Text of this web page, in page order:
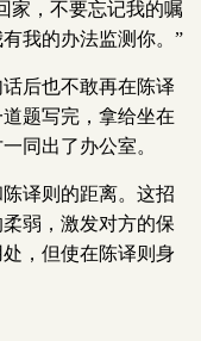
家，不要忘记我的嘱
我的办法监测你。”
后也不敢再在陈译
题写完，拿给坐在
同出了办公室。
译则的距离。这招
弱，激发对方的保
，但使在陈译则身